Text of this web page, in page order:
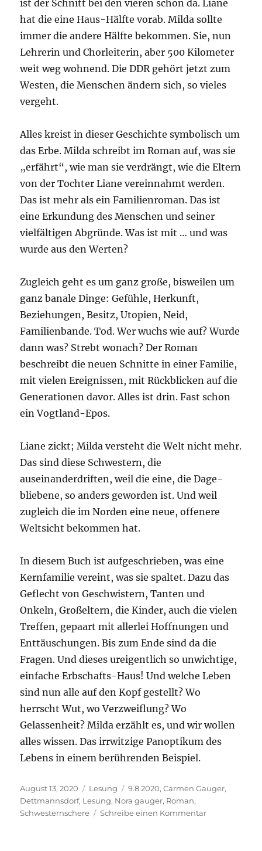
ist der Schnitt bei den vieren schon da. Liane
hat die eine Haus-Hälfte vorab. Milda sollte
immer die andere Hälfte bekommen. Sie, nun
Lehrerin und Chorleiterin, aber 500 Kilometer
weit weg wohnend. Die DDR gehört jetzt zum
Westen, die Menschen ändern sich, so vieles
vergeht.
Alles kreist in dieser Geschichte symbolisch um
das Erbe. Milda schreibt im Roman auf, was sie
„erfährt“, wie man sie verdrängt, wie die Eltern
von der Tochter Liane vereinnahmt werden.
Das ist mehr als ein Familienroman. Das ist
eine Erkundung des Menschen und seiner
vielfältigen Abgründe. Was ist mit … und was
wurde aus den Werten?
Zugleich geht es um ganz große, bisweilen um
ganz banale Dinge: Gefühle, Herkunft,
Beziehungen, Besitz, Utopien, Neid,
Familienbande. Tod. Wer wuchs wie auf? Wurde
dann was? Strebt wonach? Der Roman
beschreibt die neuen Schnitte in einer Familie,
mit vielen Ereignissen, mit Rückblicken auf die
Generationen davor. Alles ist drin. Fast schon
ein Vogtland-Epos.
Liane zickt; Milda versteht die Welt nicht mehr.
Das sind diese Schwestern, die
auseinanderdriften, weil die eine, die Dage­
bliebene, so anders geworden ist. Und weil
zugleich die im Norden eine neue, offenere
Weltsicht bekommen hat.
In diesem Buch ist aufgeschrieben, was eine
Kernfamilie vereint, was sie spaltet. Dazu das
Geflecht von Geschwistern, Tanten und
Onkeln, Großeltern, die Kinder, auch die vielen
Treffen, gepaart mit allerlei Hoffnungen und
Enttäuschungen. Bis zum Ende sind da die
Fragen. Und dieses ureigentlich so unwichtige,
einfache Erbschafts-Haus! Und welche Leben
sind nun alle auf den Kopf gestellt? Wo
herrscht Wut, wo Verzweiflung? Wo
Gelassenheit? Milda erzählt es, und wir wollen
alles wissen. Das irrwitzige Panoptikum des
Lebens in einem berührenden Beispiel.
Veröffentlicht
am
August 13, 2020 Kategorien
Lesung Schlagwörter
9.8.2020,Carmen Gauger,
Dettmannsdorf, Lesung, Nora gauger, Roman,
Schwesternschere
Schreibe einen Kommentarzu